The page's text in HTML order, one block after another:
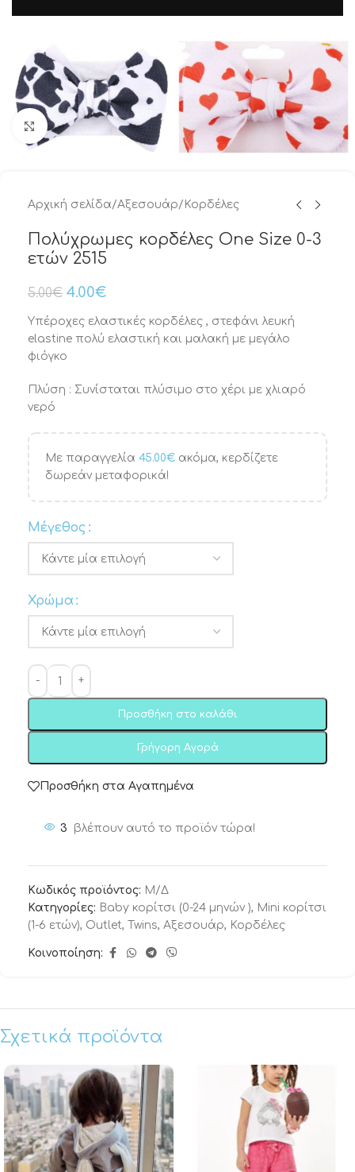
Μεγέθυνση
Αρχική σελίδα/Αξεσουάρ/ Κορδέλες
Πολύχρωμες κορδέλες One Size 0-3
ετών 2515
5.00€ 4.00€
Υπέροχες ελαστικές κορδέλες , στεφάνι λευκή
elastine πολύ ελαστική και μαλακή με μεγάλο
φιόγκο
Πλύση : Συνίσταται πλύσιμο στο χέρι με χλιαρό
νερό
Με παραγγελία 45.00€ ακόμα, κερδίζετε
δωρεάν μεταφορικά!
Μέγεθος
Χρώμα
Προσθήκη στο καλάθι
Γρήγορη Αγορά
Προσθήκη στα Αγαπημένα
3 βλέπουν αυτό το προϊόν τώρα!
Κωδικός προϊόντος: Μ/Δ
Κατηγορίες: Baby κορίτσι (0-24 μηνών ), Mini κορίτσι
(1-6 ετών), Outlet, Twins, Αξεσουάρ, Κορδέλες
Κοινοποίηση:
Σχετικά προϊόντα